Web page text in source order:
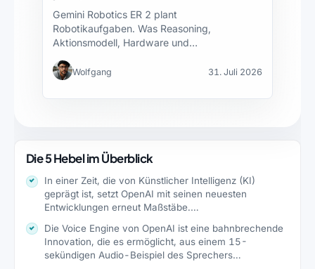
Gemini Robotics ER 2 plant
Robotikaufgaben. Was Reasoning,
Aktionsmodell, Hardware und
Wolfgang 31. Juli 2026
Die 5 Hebel im Überblick
In einer Zeit, die von Künstlicher Intelligenz (KI)
geprägt ist, setzt OpenAI mit seinen neuesten
Entwicklungen erneut Maßstäbe.…
Die Voice Engine von OpenAI ist eine bahnbrechende
Innovation, die es ermöglicht, aus einem 15-
sekündigen Audio-Beispiel des Sprechers…